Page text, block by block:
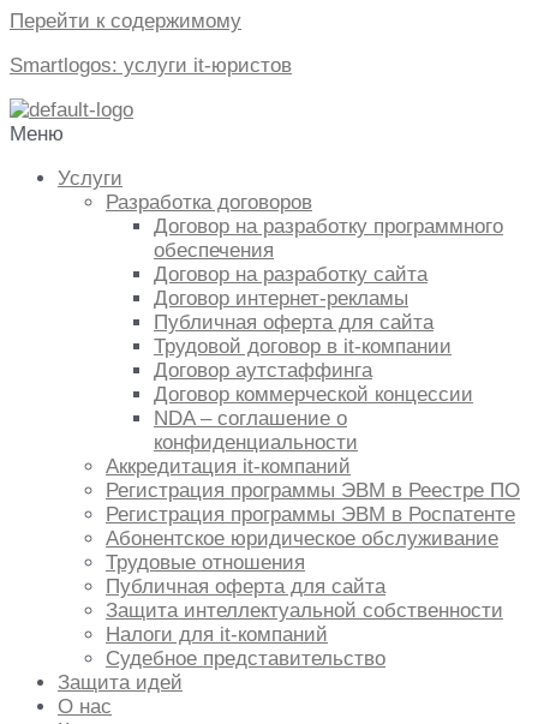
Перейти к содержимому
Smartlogos: услуги it-юристов
Меню
Услуги
Разработка договоров
Договор на разработку программного
обеспечения
Договор на разработку сайта
Договор интернет-рекламы
Публичная оферта для сайта
Трудовой договор в it-компании
Договор аутстаффинга
Договор коммерческой концессии
NDA – соглашение о
конфиденциальности
Аккредитация it-компаний
Регистрация программы ЭВМ в Реестре ПО
Регистрация программы ЭВМ в Роспатенте
Абонентское юридическое обслуживание
Трудовые отношения
Публичная оферта для сайта
Защита интеллектуальной собственности
Налоги для it-компаний
Судебное представительство
Защита идей
О нас